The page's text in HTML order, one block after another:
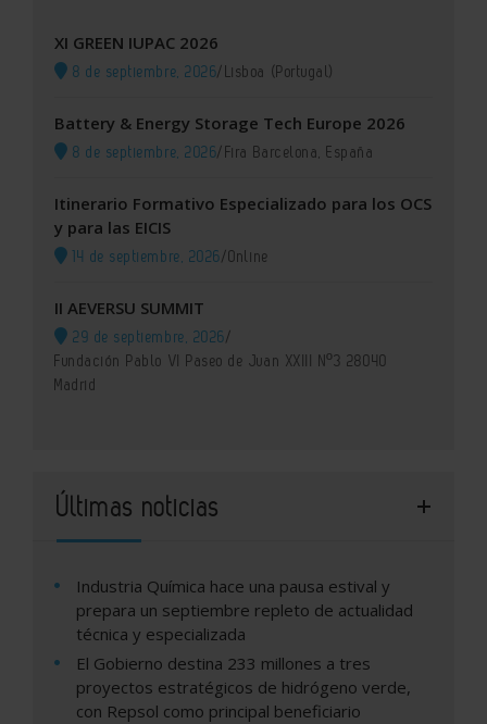
XI GREEN IUPAC 2026
8 de septiembre, 2026/Lisboa (Portugal)
Battery & Energy Storage Tech Europe 2026
8 de septiembre, 2026/Fira Barcelona, España
Itinerario Formativo Especializado para los OCS
y para las EICIS
14 de septiembre, 2026/Online
II AEVERSU SUMMIT
29 de septiembre, 2026/
Fundación Pablo VI Paseo de Juan XXIII Nº3 28040
Madrid
Últimas noticias
Industria Química hace una pausa estival y
prepara un septiembre repleto de actualidad
técnica y especializada
El Gobierno destina 233 millones a tres
proyectos estratégicos de hidrógeno verde,
con Repsol como principal beneficiario